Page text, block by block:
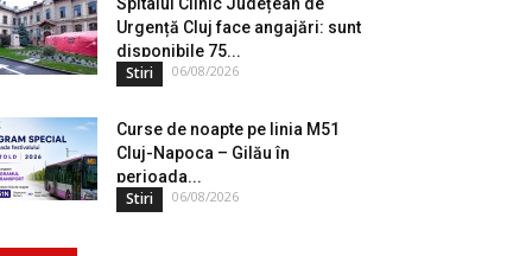
Urgență Cluj face angajări: sunt
disponibile 75...
Stiri 06/08/2026
Curse de noapte pe linia M51
Cluj-Napoca – Gilău în
perioada...
Stiri 06/08/2026